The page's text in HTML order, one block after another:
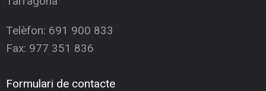
Telèfon: 691 900 833
Fax: 977 351 836
Formulari de contacte